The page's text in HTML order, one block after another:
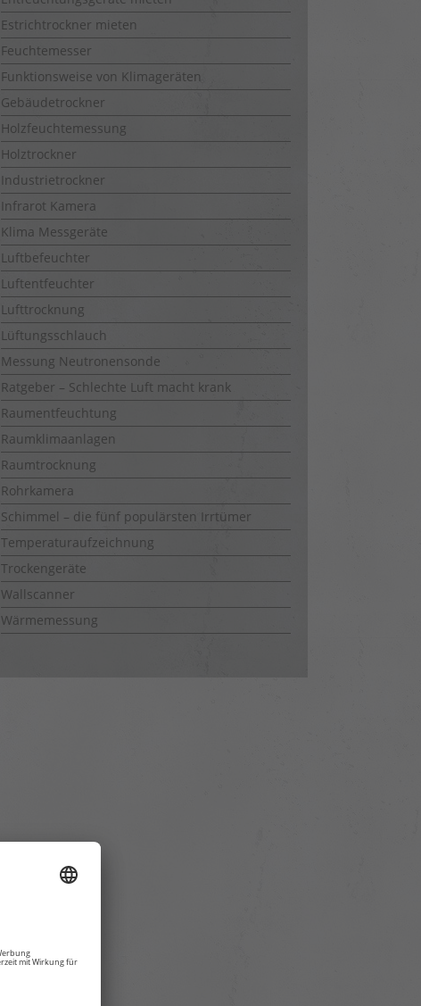
Estrichtrockner mieten
Feuchtemesser
Funktionsweise von Klimageräten
Gebäudetrockner
Holzfeuchtemessung
Holztrockner
Industrietrockner
Infrarot Kamera
Klima Messgeräte
Luftbefeuchter
Luftentfeuchter
Lufttrocknung
Lüftungsschlauch
Messung Neutronensonde
Ratgeber – Schlechte Luft macht krank
Raumentfeuchtung
Raumklimaanlagen
Raumtrocknung
Rohrkamera
Schimmel – die fünf populärsten Irrtümer
Temperaturaufzeichnung
Trockengeräte
Wallscanner
Wärmemessung